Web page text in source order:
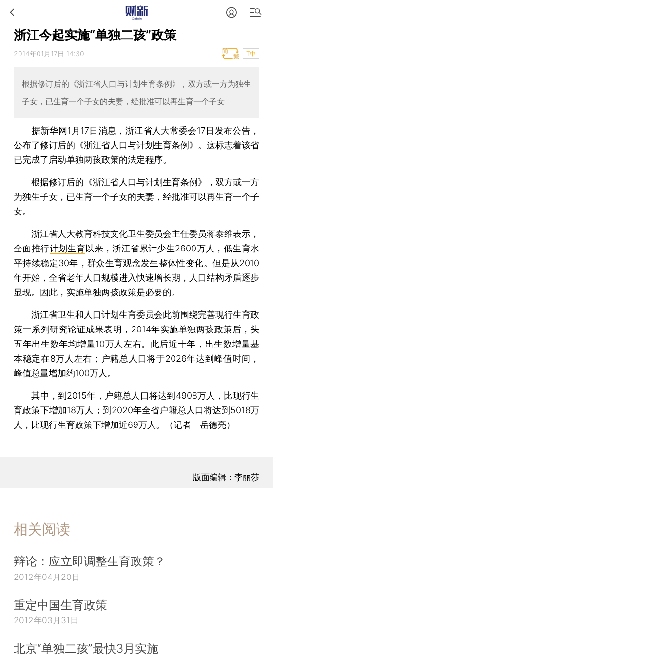
浙江今起实施“单独二孩”政策
2014年01月17日 14:30 T中
根据修订后的《浙江省人口与计划生育条例》，双方或一方为独生
子女，已生育一个子女的夫妻，经批准可以再生育一个子女
据新华网1月17日消息，浙江省人大常委会17日发布公告，
公布了修订后的《浙江省人口与计划生育条例》。这标志着该省
已完成了启动单独两孩政策的法定程序。
根据修订后的《浙江省人口与计划生育条例》，双方或一方
为独生子女 ，已生育一个子女的夫妻，经批准可以再生育一个子
女。
浙江省人大教育科技文化卫生委员会主任委员蒋泰维表示，
全面推行计划生育以来，浙江省累计少生2600万人，低生育水
平持续稳定30年，群众生育观念发生整体性变化。但是从2010
年开始，全省老年人口规模进入快速增长期，人口结构矛盾逐步
显现。因此，实施单独两孩政策是必要的。
浙江省卫生和人口计划生育委员会此前围绕完善现行生育政
策一系列研究论证成果表明，2014年实施单独两孩政策后，头
五年出生数年均增量10万人左右。此后近十年，出生数增量基
本稳定在8万人左右；户籍总人口将于2026年达到峰值时间，
峰值总量增加约100万人。
其中，到2015年，户籍总人口将达到4908万人，比现行生
育政策下增加18万人；到2020年全省户籍总人口将达到5018万
人，比现行生育政策下增加近69万人。（记者 岳德亮）
版面编辑：李丽莎
相关阅读
辩论：应立即调整生育政策？
2012年04月20日
重定中国生育政策
2012年03月31日
北京“单独二孩”最快3月实施